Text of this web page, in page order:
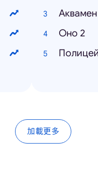
Аквамен
Оно 2
加載更多